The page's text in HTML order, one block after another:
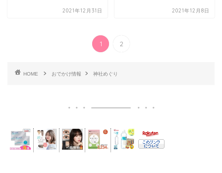
2021年12月31日 2021年12月8日
1 2
HOME おでかけ情報 神社めぐり